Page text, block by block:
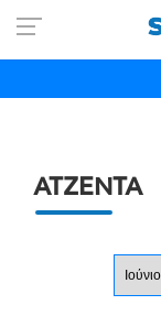
ΑΤΖΕΝΤΑ